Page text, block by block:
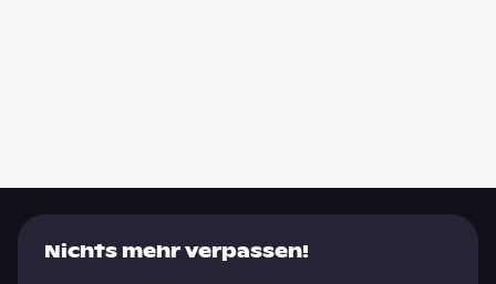
Nichts mehr verpassen!